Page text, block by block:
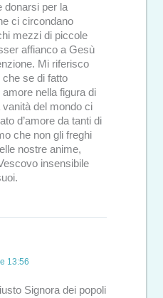
donarsi per la
ci circondano
mezzi di piccole
affianco a Gesù
Mi riferisco
se di fatto
nella figura di
vanità del mondo ci
d’amore da tanti di
che non gli freghi
nostre anime,
insensibile
13:56
Signora dei popoli